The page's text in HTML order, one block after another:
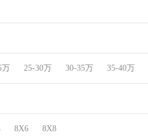
万 25-30万 30-35万 35-40万
8X6 8X8